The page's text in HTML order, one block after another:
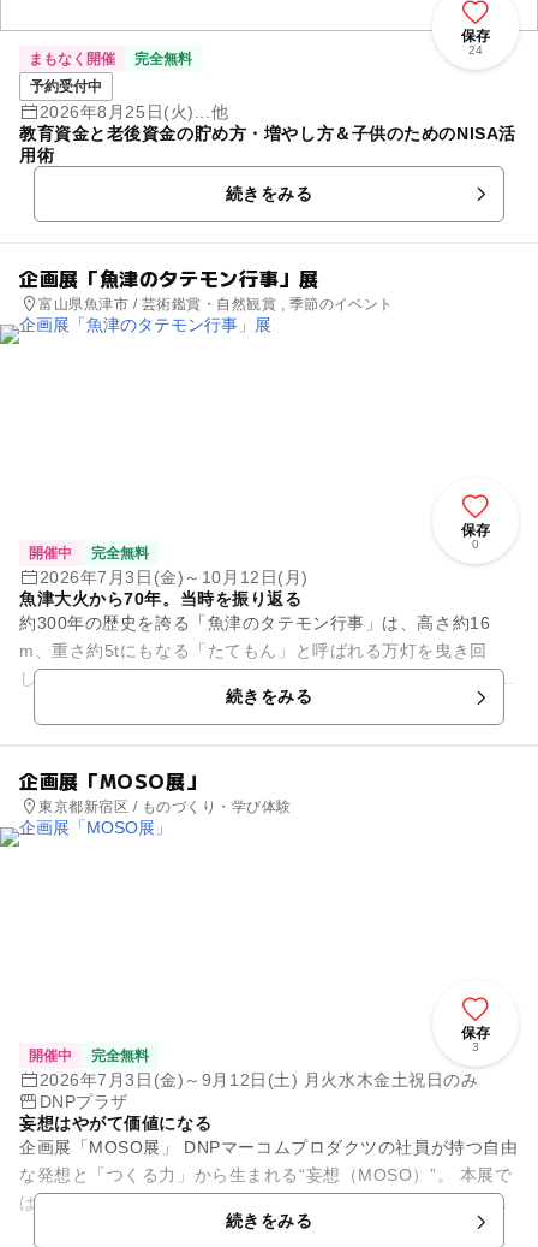
保存
24
まもなく開催
完全無料
予約受付中
2026年8月25日(火)...他
教育資金と老後資金の貯め方・増やし方＆子供のためのNISA活
用術
続きをみる
企画展「魚津のタテモン行事」展
富山県魚津市 / 芸術鑑賞・自然観賞 , 季節のイベント
保存
0
開催中 完全無料
2026年7月3日(金)～10月12日(月)
魚津大火から70年。当時を振り返る
約300年の歴史を誇る「魚津のタテモン行事」は、高さ約16
m、重さ約5tにもなる「たてもん」と呼ばれる万灯を曳き回
し、海の安全と大漁を願う勇壮な伝統行事。2016年には「山・
続きをみる
企画展「MOSO展」
東京都新宿区 / ものづくり・学び体験
保存
3
開催中 完全無料
2026年7月3日(金)～9月12日(土) 月火水木金土祝日のみ
DNPプラザ
妄想はやがて価値になる
企画展「MOSO展」 DNPマーコムプロダクツの社員が持つ自由
な発想と「つくる力」から生まれる“妄想（MOSO）”。 本展で
は、そのアイデアがどのように形になり、新たな価値を生み出
続きをみる